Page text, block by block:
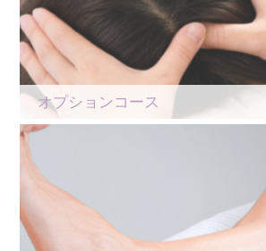
オプションコース